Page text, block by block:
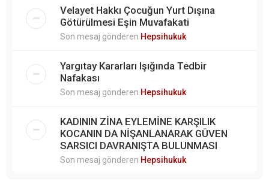
Velayet Hakkı Çocuğun Yurt Dışına
Götürülmesi Eşin Muvafakati
Son mesaj gönderen Hepsihukuk
Yargıtay Kararları Işığında Tedbir
Nafakası
Son mesaj gönderen Hepsihukuk
KADININ ZİNA EYLEMİNE KARŞILIK
KOCANIN DA NİŞANLANARAK GÜVEN
SARSICI DAVRANIŞTA BULUNMASI
Son mesaj gönderen Hepsihukuk